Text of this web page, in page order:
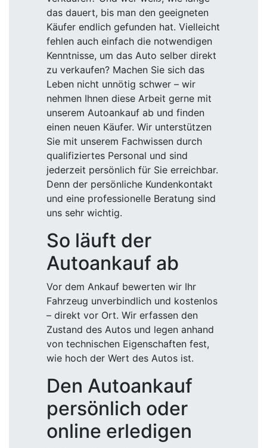
das dauert, bis man den geeigneten
Käufer endlich gefunden hat. Vielleicht
fehlen auch einfach die notwendigen
Kenntnisse, um das Auto selber direkt
zu verkaufen? Machen Sie sich das
Leben nicht unnötig schwer – wir
nehmen Ihnen diese Arbeit gerne mit
unserem Autoankauf ab und finden
einen neuen Käufer. Wir unterstützen
Sie mit unserem Fachwissen durch
qualifiziertes Personal und sind
jederzeit persönlich für Sie erreichbar.
Denn der persönliche Kundenkontakt
und eine professionelle Beratung sind
uns sehr wichtig.
So läuft der
Autoankauf ab
Vor dem Ankauf bewerten wir Ihr
Fahrzeug unverbindlich und kostenlos
– direkt vor Ort. Wir erfassen den
Zustand des Autos und legen anhand
von technischen Eigenschaften fest,
wie hoch der Wert des Autos ist.
Den Autoankauf
persönlich oder
online erledigen